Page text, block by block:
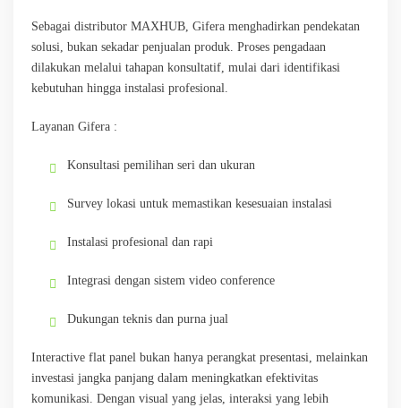
Sebagai distributor MAXHUB, Gifera menghadirkan pendekatan
solusi, bukan sekadar penjualan produk. Proses pengadaan
dilakukan melalui tahapan konsultatif, mulai dari identifikasi
kebutuhan hingga instalasi profesional.
Layanan Gifera :
Konsultasi pemilihan seri dan ukuran
Survey lokasi untuk memastikan kesesuaian instalasi
Instalasi profesional dan rapi
Integrasi dengan sistem video conference
Dukungan teknis dan purna jual
Interactive flat panel bukan hanya perangkat presentasi, melainkan
investasi jangka panjang dalam meningkatkan efektivitas
komunikasi. Dengan visual yang jelas, interaksi yang lebih